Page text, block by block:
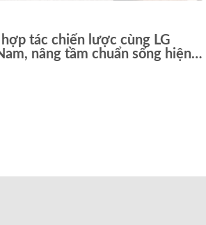
tác chiến lược cùng LG
nâng tầm chuẩn sống hiện